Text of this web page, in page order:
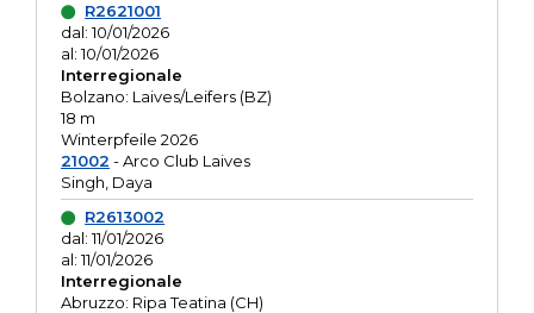
R2621001
dal: 10/01/2026
al: 10/01/2026
Interregionale
Bolzano: Laives/Leifers (BZ)
18 m
Winterpfeile 2026
21002 - Arco Club Laives
Singh, Daya
R2613002
dal: 11/01/2026
al: 11/01/2026
Interregionale
Abruzzo: Ripa Teatina (CH)